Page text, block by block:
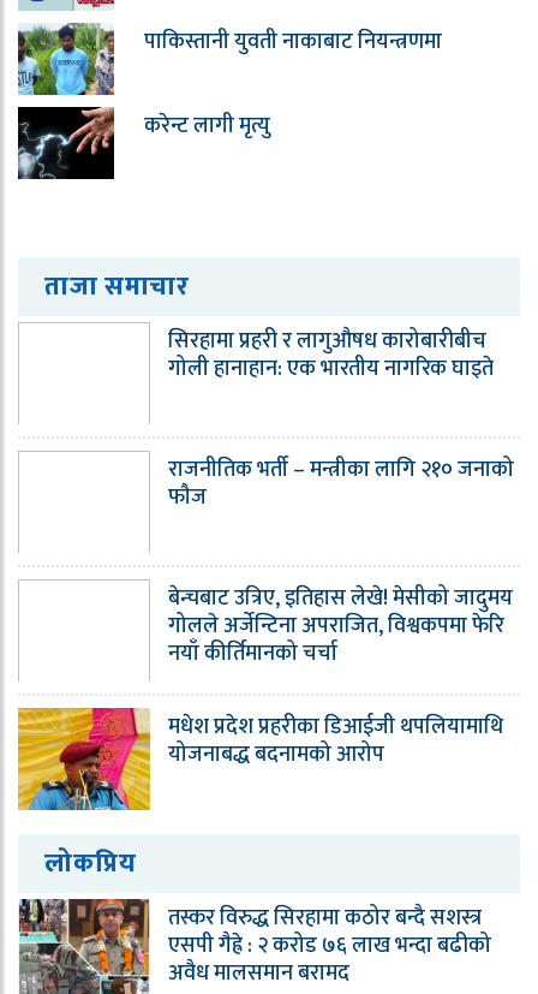
पाकिस्तानी युवती नाकाबाट नियन्त्रणमा
करेन्ट लागी मृत्यु
ताजा समाचार
सिरहामा प्रहरी र लागुऔषध कारोबारीबीच
गोली हानाहान: एक भारतीय नागरिक घाइते
राजनीतिक भर्ती – मन्त्रीका लागि २१० जनाको
फौज
बेन्चबाट उत्रिए, इतिहास लेखे! मेसीको जादुमय
गोलले अर्जेन्टिना अपराजित, विश्वकपमा फेरि
नयाँ कीर्तिमानको चर्चा
मधेश प्रदेश प्रहरीका डिआईजी थपलियामाथि
योजनाबद्ध बदनामको आरोप
लोकप्रिय
तस्कर विरुद्ध सिरहामा कठोर बन्दै सशस्त्र
एसपी गैह्रे : २ करोड ७६ लाख भन्दा बढीको
अवैध मालसमान बरामद